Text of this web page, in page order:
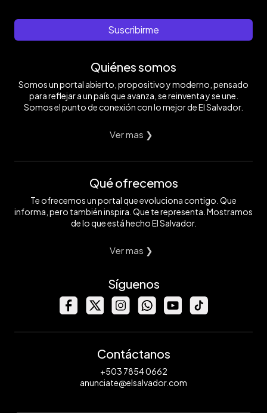
Suscribirme
Quiénes somos
Somos un portal abierto, propositivo y moderno, pensado
para reflejar a un país que avanza, se reinventa y se une.
Somos el punto de conexión con lo mejor de El Salvador.
Ver mas ❯
Qué ofrecemos
Te ofrecemos un portal que evoluciona contigo. Que
informa, pero también inspira. Que te representa. Mostramos
de lo que está hecho El Salvador.
Ver mas ❯
Síguenos
Contáctanos
+503 7854 0662
anunciate@elsalvador.com